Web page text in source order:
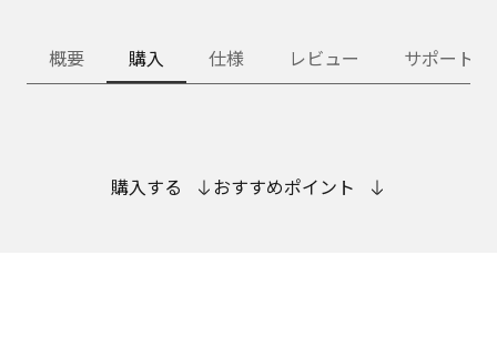
概要 購入 仕様 レビュー サポート
購入する おすすめポイント